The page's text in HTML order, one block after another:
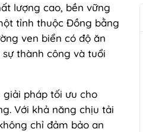
lượng cao, bền vững
tỉnh thuộc Đồng bằng
ven biển có độ ăn
thành công và tuổi
pháp tối ưu cho
Với khả năng chịu tải
chỉ đảm bảo an